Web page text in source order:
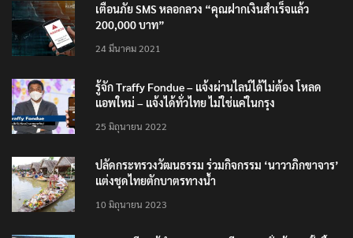
เตือนภัย SMS หลอกลวง “คุณฝากเงินสำเร็จแล้ว
200,000 บาท”
24 มีนาคม 2021
รู้จัก Traffy Fondue – แจ้งผ่านไลน์ได้ไม่ต้อง โหลด
แอพใหม่ – แจ้งได้ทั่วไทย ไม่ใช่แค่ในกรุง
25 มิถุนายน 2022
ปลัดกระทรวงวัฒนธรรม ร่วมกิจกรรม ‘นาวาภิกขาจาร’
แต่งชุดไทยตักบาตรทางน้ำ
10 มิถุนายน 2023